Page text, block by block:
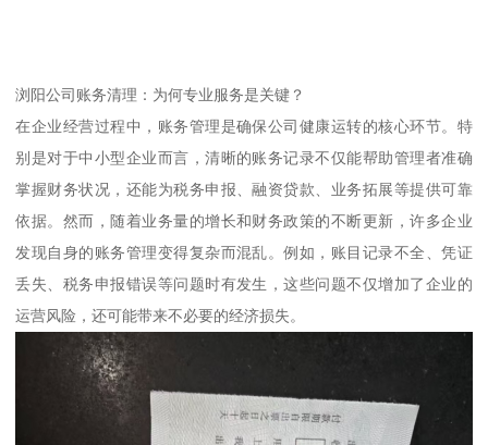
浏阳公司账务清理：为何专业服务是关键？
在企业经营过程中，账务管理是确保公司健康运转的核心环节。特
别是对于中小型企业而言，清晰的账务记录不仅能帮助管理者准确
掌握财务状况，还能为税务申报、融资贷款、业务拓展等提供可靠
依据。然而，随着业务量的增长和财务政策的不断更新，许多企业
发现自身的账务管理变得复杂而混乱。例如，账目记录不全、凭证
丢失、税务申报错误等问题时有发生，这些问题不仅增加了企业的
运营风险，还可能带来不必要的经济损失。